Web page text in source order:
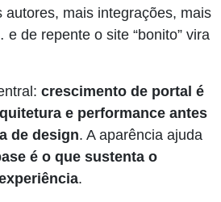
autores, mais integrações, mais
de repente o site “bonito” vira
crescimento de portal é
e performance antes
de design. A aparência ajuda
é o que sustenta o
.